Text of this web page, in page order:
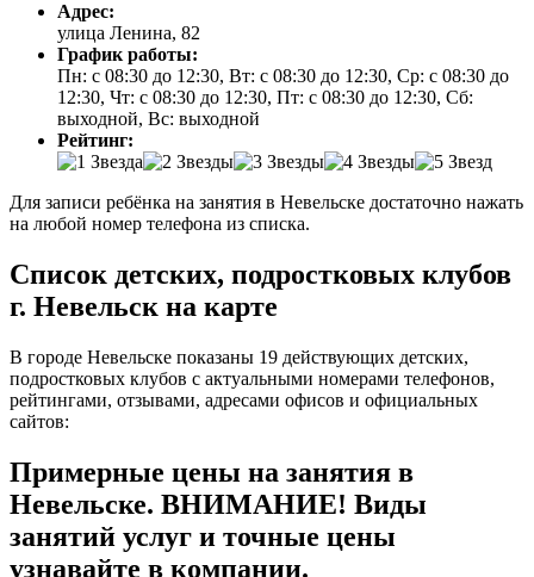
Адрес:
улица Ленина, 82
График работы:
Пн: с 08:30 до 12:30, Вт: с 08:30 до 12:30, Ср: с 08:30 до
12:30, Чт: с 08:30 до 12:30, Пт: с 08:30 до 12:30, Сб:
выходной, Вс: выходной
Рейтинг:
Для записи ребёнка на занятия в Невельске достаточно нажать
на любой номер телефона из списка.
Список детских, подростковых клубов
г. Невельск на карте
В городе Невельске показаны 19 действующих детских,
подростковых клубов с актуальными номерами телефонов,
рейтингами, отзывами, адресами офисов и официальных
сайтов:
Примерные цены на занятия в
Невельске. ВНИМАНИЕ! Виды
занятий услуг и точные цены
узнавайте в компании.